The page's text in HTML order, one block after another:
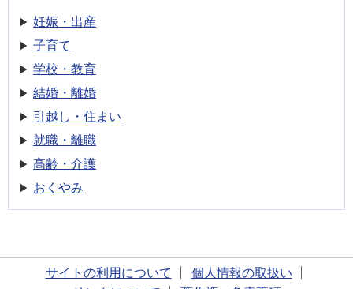
妊娠・出産
子育て
学校・教育
結婚・離婚
引越し・住まい
就職・離職
高齢・介護
おくやみ
サイトの利用について
個人情報の取扱い